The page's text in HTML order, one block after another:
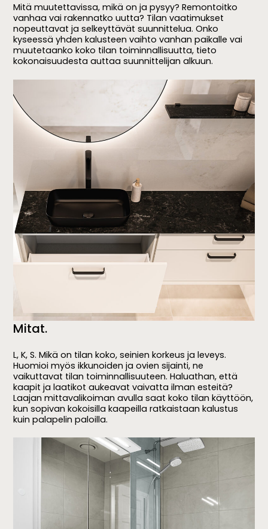
Mitä muutettavissa, mikä on ja pysyy? Remontoitko
vanhaa vai rakennatko uutta? Tilan vaatimukset
nopeuttavat ja selkeyttävät suunnittelua. Onko
kyseessä yhden kalusteen vaihto vanhan paikalle vai
muutetaanko koko tilan toiminnallisuutta, tieto
kokonaisuudesta auttaa suunnittelijan alkuun.
Mitat.
L, K, S. Mikä on tilan koko, seinien korkeus ja leveys.
Huomioi myös ikkunoiden ja ovien sijainti, ne
vaikuttavat tilan toiminnallisuuteen. Haluathan, että
kaapit ja laatikot aukeavat vaivatta ilman esteitä?
Laajan mittavalikoiman avulla saat koko tilan käyttöön,
kun sopivan kokoisilla kaapeilla ratkaistaan kalustus
kuin palapelin paloilla.